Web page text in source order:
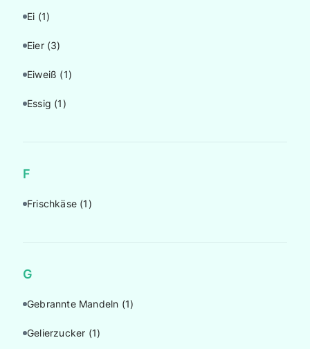
Ei (1)
Eier (3)
Eiweiß (1)
Essig (1)
F
Frischkäse (1)
G
Gebrannte Mandeln (1)
Gelierzucker (1)